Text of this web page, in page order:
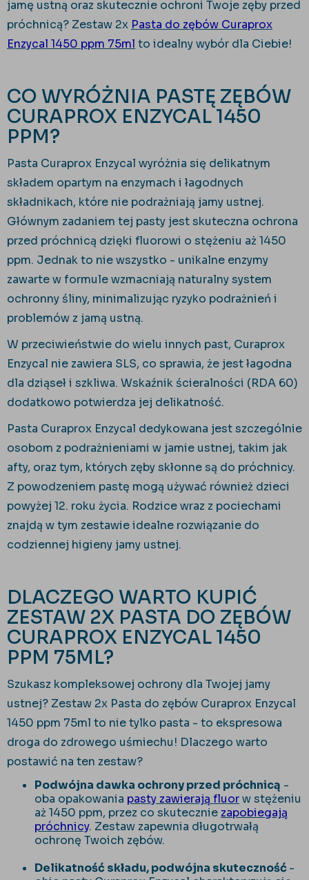
jamę ustną oraz skutecznie ochroni Twoje zęby przed
próchnicą? Zestaw 2x Pasta do zębów Curaprox
Enzycal 1450 ppm 75ml to idealny wybór dla Ciebie!
CO WYRÓŻNIA PASTĘ ZĘBÓW
CURAPROX ENZYCAL 1450
PPM?
Pasta Curaprox Enzycal wyróżnia się delikatnym
składem opartym na enzymach i łagodnych
składnikach, które nie podrażniają jamy ustnej.
Głównym zadaniem tej pasty jest skuteczna ochrona
przed próchnicą dzięki fluorowi o stężeniu aż 1450
ppm. Jednak to nie wszystko - unikalne enzymy
zawarte w formule wzmacniają naturalny system
ochronny śliny, minimalizując ryzyko podrażnień i
problemów z jamą ustną.
W przeciwieństwie do wielu innych past, Curaprox
Enzycal nie zawiera SLS, co sprawia, że jest łagodna
dla dziąseł i szkliwa. Wskaźnik ścieralności (RDA 60)
dodatkowo potwierdza jej delikatność.
Pasta Curaprox Enzycal dedykowana jest szczególnie
osobom z podrażnieniami w jamie ustnej, takim jak
afty, oraz tym, których zęby skłonne są do próchnicy.
Z powodzeniem pastę mogą używać również dzieci
powyżej 12. roku życia. Rodzice wraz z pociechami
znajdą w tym zestawie idealne rozwiązanie do
codziennej higieny jamy ustnej.
DLACZEGO WARTO KUPIĆ
ZESTAW 2X PASTA DO ZĘBÓW
CURAPROX ENZYCAL 1450
PPM 75ML?
Szukasz kompleksowej ochrony dla Twojej jamy
ustnej? Zestaw 2x Pasta do zębów Curaprox Enzycal
1450 ppm 75ml to nie tylko pasta - to ekspresowa
droga do zdrowego uśmiechu! Dlaczego warto
postawić na ten zestaw?
Podwójna dawka ochrony przed próchnicą -
oba opakowania pasty zawierają fluorw stężeniu
aż 1450 ppm, przez co skutecznie zapobiegają
próchnicy. Zestaw zapewnia długotrwałą
ochronę Twoich zębów.
Delikatność składu, podwójna skuteczność-